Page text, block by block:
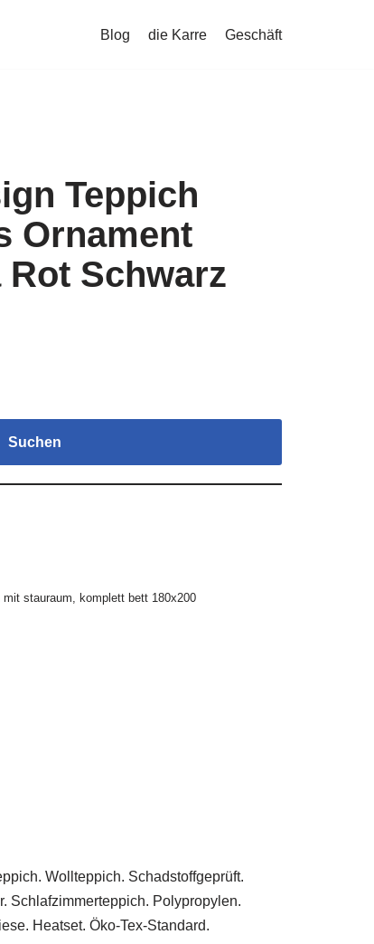
Blog die Karre Geschäft
Teppich
Ornament
Schwarz
Suchen
mit stauraum, komplett bett 180x200
Wollteppich. Schadstoffgeprüft.
Schlafzimmerteppich. Polypropylen.
Heatset. Öko-Tex-Standard.